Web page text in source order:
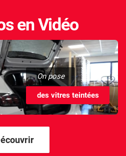
en Vidéo
On pose
des vitres teintées